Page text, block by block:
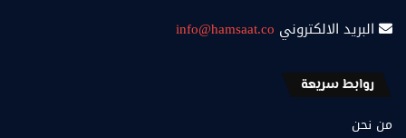
البريد الالكتروني info@hamsaat.co
روابط سريعة
من نحن